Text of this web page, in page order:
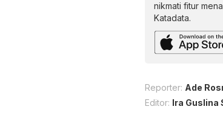
nikmati fitur
Katadata.
Reporter: Ade
Editor: Ira Guslina